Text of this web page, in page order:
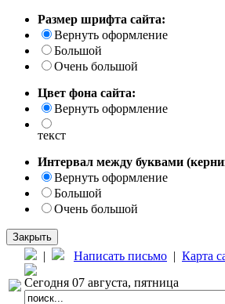
Размер шрифта сайта:
Вернуть оформление
Большой
Очень большой
Цвет фона сайта:
Вернуть оформление
текст
Интервал между буквами
Вернуть оформление
Большой
Очень большой
Закрыть
| Написать письмо | Карта
Сегодня 07 августа, пятница